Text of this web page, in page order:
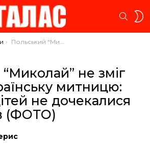
Польський “Миколай” не зміг пройти українську митницю: півтисячі дітей не дочекалися подарунків (ФОТО)
не зміг
митницю:
не дочекалися
(ФОТО)